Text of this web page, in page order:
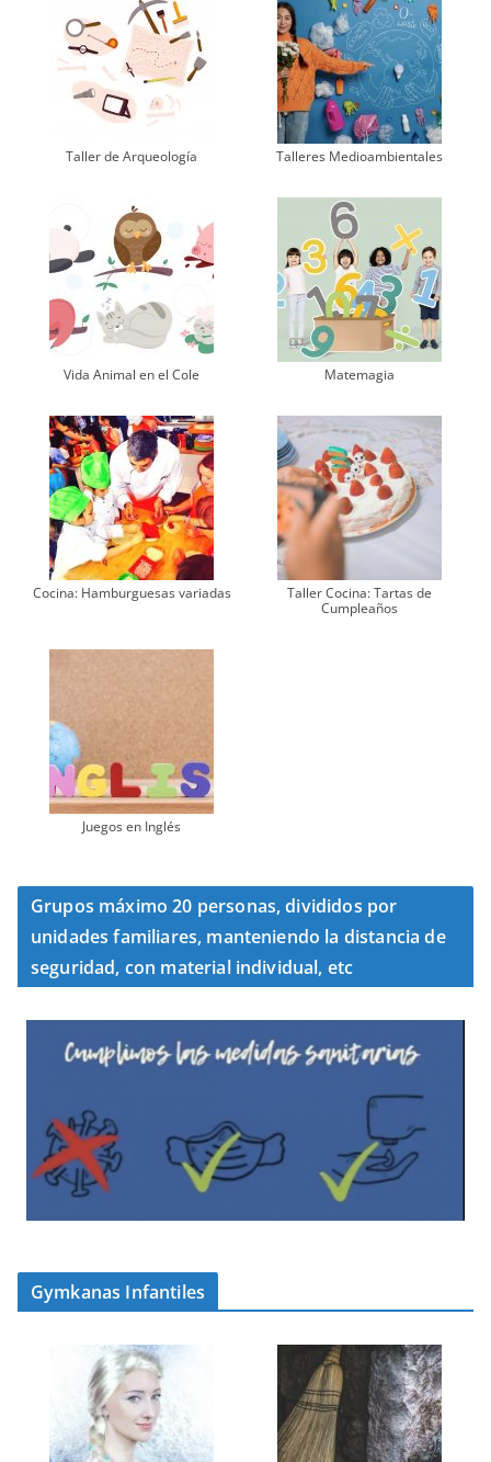
Taller de Arqueología Talleres Medioambientales
Vida Animal en el Cole Matemagia
Cocina: Hamburguesas variadas
Taller Cocina: Tartas de
Cumpleaños
Juegos en Inglés
Grupos máximo 20 personas, divididos por
unidades familiares, manteniendo la distancia de
seguridad, con material individual, etc
Gymkanas Infantiles